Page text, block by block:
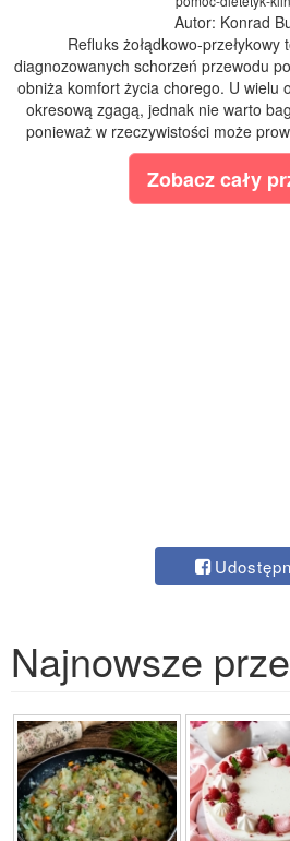
Autor: Konrad
Refluks żołądkowo-
diagnozowanych schorzeń przewodu
obniża komfort życia chorego. U wielu
okresową zgagą, jednak nie warto
ponieważ w rzeczywistości może
Zobacz cały
Najnowsze